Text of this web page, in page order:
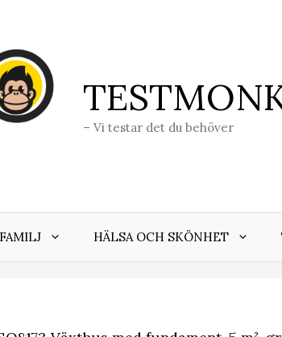
– Vi testar det du behöver
FAMILJ HÄLSA OCH SKÖNHET